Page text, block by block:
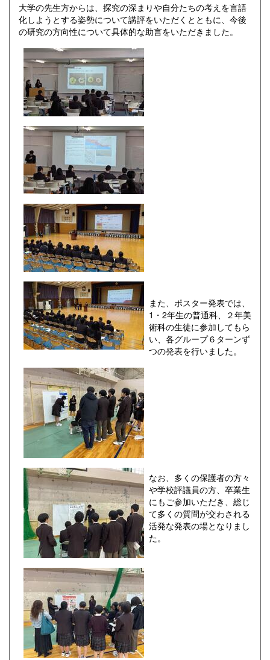
大学の先生方からは、探究の深まりや自分たちの考えを言語
化しようとする姿勢について講評をいただくとともに、今後
の研究の方向性について具体的な助言をいただきました。
また、ポスター発表では、
1・2年生の普通科、２年美
術科の生徒に参加してもら
い、各グループ６ターンず
つの発表を行いました。
なお、多くの保護者の方々
や学校評議員の方、卒業生
にもご参加いただき、総じ
て多くの質問が交わされる
活発な発表の場となりまし
た。